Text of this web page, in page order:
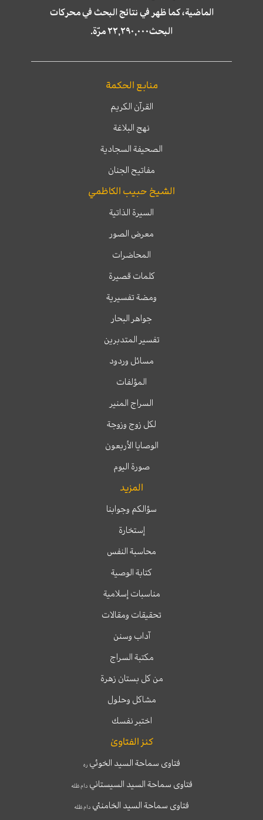
الماضية، كما ظهر في نتائج البحث في محركات
البحث٢٢,٢٩٠,٠٠٠ مرّة.
منابع الحكمة
القرآن الكريم
نهج البلاغة
الصحيفة السجادية
مفاتيح الجنان
الشيخ حبيب الكاظمي
السيرة الذاتية
معرض الصور
المحاضرات
كلمات قصيرة
ومضة تفسيرية
جواهر البحار
تفسير المتدبرين
مسائل وردود
المؤلفات
السراج المنير
لكل زوج وزوجة
الوصايا الأربعون
صورة اليوم
المزيد
سؤالكم وجوابنا
إستخارة
محاسبة النفس
كتابة الوصية
مناسبات إسلامية
تحقيقات ومقالات
آداب وسنن
مكتبة السراج
من كل بستان زهرة
مشاكل وحلول
اختبر نفسك
كنز الفتاوىٰ
فتاوى سماحة السيد الخوئيره
فتاوى سماحة السيد السيستانيدام ظله
فتاوى سماحة السيد الخامنئي دام ظله